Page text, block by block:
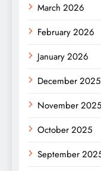
March 2026
February 2026
January 2026
December 2025
November 2025
October 2025
September